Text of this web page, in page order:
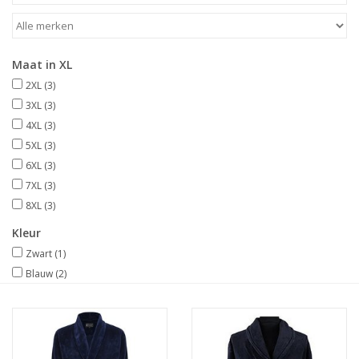
Merken
Maat in XL
2XL (3)
3XL (3)
4XL (3)
5XL (3)
6XL (3)
7XL (3)
8XL (3)
Kleur
Zwart (1)
Blauw (2)